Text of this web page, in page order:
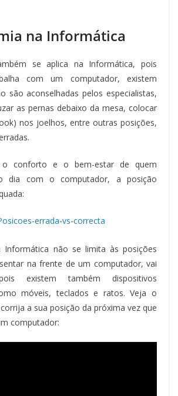
na Informática
se aplica na Informática, pois
com um computador, existem
são aconselhadas pelos especialistas,
as pernas debaixo da mesa, colocar
nos joelhos, entre outras posições,
o conforto e o bem-estar de quem
dia com o computador, a posição
Informática não se limita às posições
na frente de um computador, vai
existem também dispositivos
móveis, teclados e ratos. Veja o
a sua posição da próxima vez que
computador: